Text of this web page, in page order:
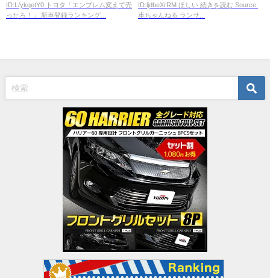
ID:L/ykqetY0 トヨタ「エンブレム変えて売
ったろ！」 新車登録ランキング...
ID:ljdbeXrRM ほしい 続きを読む Source:
車ちゃんねる ランサ...